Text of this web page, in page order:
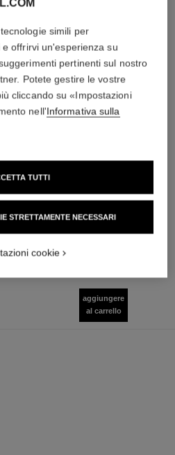
e Khôl
Ref. 182208
9 tonalità disponibili
48 chf
aggiungere
al carrello
simili per
offrirvi un'esperienza su
pertinenti sul nostro
Potete gestire le vostre
cliccando su «Impostazioni
nell'Informativa sulla
STRETTAMENTE NECESSARI
TUTTI
cookie